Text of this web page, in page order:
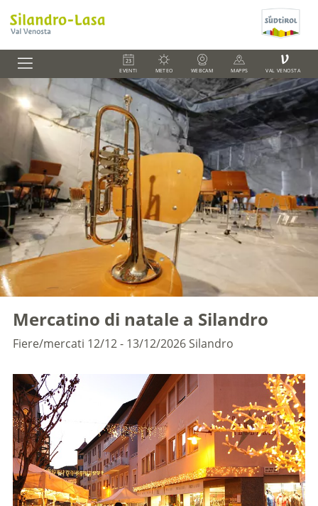
EVENTI METEO WEBCAM MAPPS
V
VAL VENOSTA
Mercatino di natale a Silandro
Fiere/mercati 12/12 - 13/12/2026Silandro